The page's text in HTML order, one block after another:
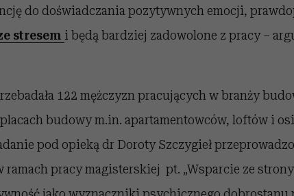
do doświadczania pozytywnych emocji,
stresem i będą bardziej zadowolone z pracy –
122 mężczyzn pracujących w branży
budowy m.in. apartamentowców, loftów i
pod opieką dr Doroty Szczygieł
ramach pracy magisterskiej pt. „Wsparcie ze